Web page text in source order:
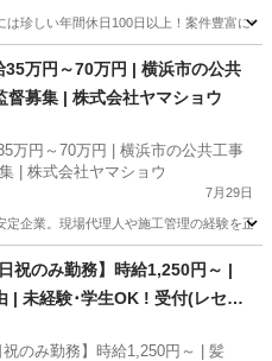
珍しい年間休日100日以上！案件豊富に
35万円～70万円 | 横浜市の公共
督募集 | 株式会社ヤマショウ
万円～70万円 | 横浜市の公共工事
| 株式会社ヤマショウ
7月29日
企業。現場代理人や施工管理の経験を正
祝のみ勤務】時給1,250円～ |
| 未経験･学生OK ! 受付(レセプ
集 | まつげ家Kurun上野店
祝のみ勤務】時給1,250円～ | 髪